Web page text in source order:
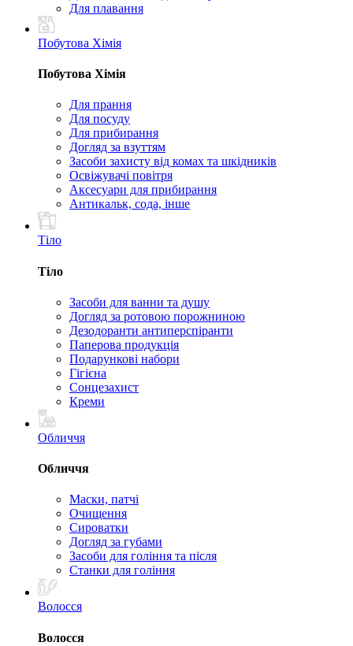
Для плавання
Побутова Хімія
Побутова Хімія
Для прання
Для посуду
Для прибирання
Догляд за взуттям
Засоби захисту від комах та шкідників
Освіжувачі повітря
Аксесуари для прибирання
Антикальк, сода, інше
Тіло
Тіло
Засоби для ванни та душу
Догляд за ротовою порожниною
Дезодоранти антиперспіранти
Паперова продукція
Подарункові набори
Гігієна
Сонцезахист
Креми
Обличчя
Обличчя
Маски, патчі
Очищення
Сироватки
Догляд за губами
Засоби для гоління та після
Станки для гоління
Волосся
Волосся